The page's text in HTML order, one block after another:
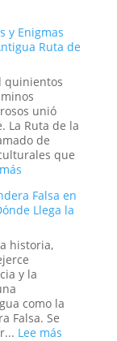
y Enigmas
Ruta de
quinientos
unió
La Ruta de la
de
que
:
Secretas
y
Sin
Resolver
de
la
Antigua
Ruta
de
Falsa en
Llega la
historia,
y la
como la
Falsa. Se
Lee más: